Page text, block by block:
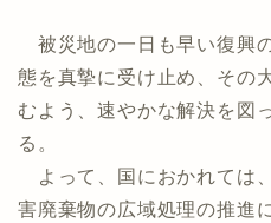
被災地の一日も早い復興
態を真摯に受け止め、その
むよう、速やかな解決を図
る。
よって、国におかれては
害廃棄物の広域処理の推進